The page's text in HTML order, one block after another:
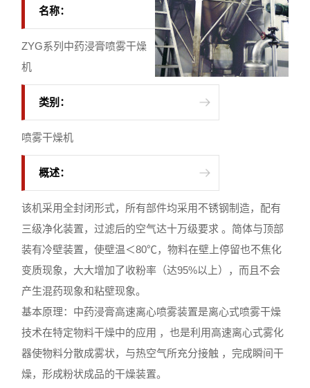
名称：
ZYG系列中药浸膏喷雾干燥
机
类别：
喷雾干燥机
概述：
该机采用全封闭形式，所有部件均采用不锈钢制造，配有
三级净化装置，过滤后的空气达十万级要求 。简体与顶部
装有冷壁装置，使壁温＜80℃，物料在壁上停留也不焦化
变质现象，大大增加了收粉率（达95%以上），而且不会
产生混药现象和粘壁现象。
基本原理：中药浸膏高速离心喷雾装置是离心式喷雾干燥
技术在特定物料干燥中的应用 ，也是利用高速离心式雾化
器使物料分散成雾状，与热空气所充分接触 ，完成瞬间干
燥，形成粉状成品的干燥装置。